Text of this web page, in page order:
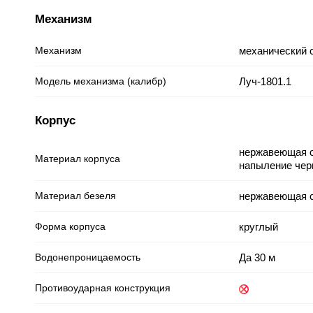
Механизм
Механизм механический
Модель механизма (калибр) Луч-1801.1
Корпус
Материал корпуса
нержавеющая
напыление
Материал безеля нержавеющая
Форма корпуса круглый
Водонепроницаемость Да 30 м
Противоударная конструкция